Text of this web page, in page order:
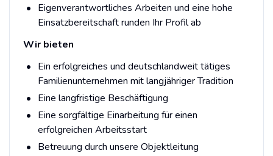
Eigenverantwortliches Arbeiten und eine hohe
Einsatzbereitschaft runden Ihr Profil ab
Wir bieten
Ein erfolgreiches und deutschlandweit tätiges
Familienunternehmen mit langjähriger Tradition
Eine langfristige Beschäftigung
Eine sorgfältige Einarbeitung für einen
erfolgreichen Arbeitsstart
Betreuung durch unsere Objektleitung